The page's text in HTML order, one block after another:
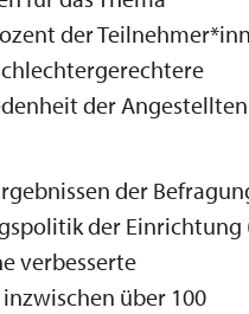
der
der Angestellten
der
der Einrichtung
verbesserte
über 100